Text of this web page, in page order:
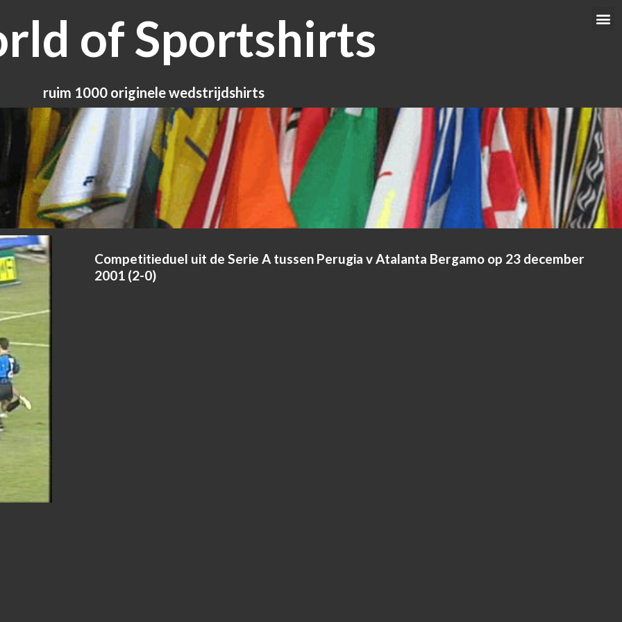
of Sportshirts
ruim 1000 originele wedstrijdshirts
Competitieduel uit de Serie A tussen Perugia v Atalanta Bergamo op 23 december
2001 (2-0)